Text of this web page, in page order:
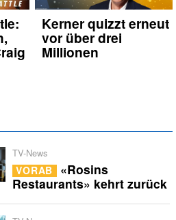
Kerner quizzt erneut
vor über drei
Millionen
TV-News
VORAB «Rosins
Restaurants» kehrt zurück